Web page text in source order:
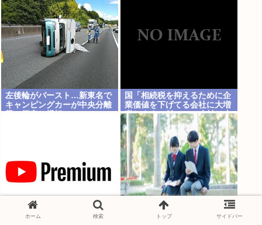
左後輪がバースト…新東名で
キャンピングカーが中央分離
国「相続税を抑えるために企
業価値を下げてる会社に大増
税します。低PBRの会社は大
増税を覚悟せよ」
Xやユーチューブ見てると学
ホーム 検索 トップ サイドバー